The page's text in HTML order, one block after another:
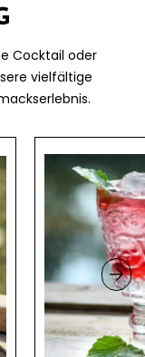
Cocktail oder
vielfältige